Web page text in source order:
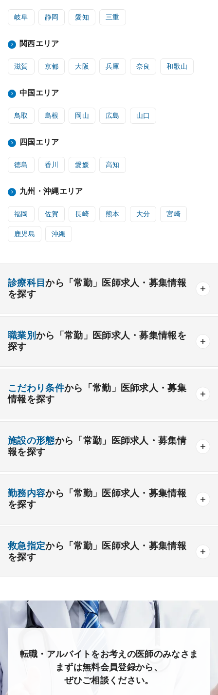
岐阜 静岡 愛知 三重
関西エリア
滋賀 京都 大阪 兵庫 奈良 和歌山
中国エリア
鳥取 島根 岡山 広島 山口
四国エリア
徳島 香川 愛媛 高知
九州・沖縄エリア
福岡 佐賀 長崎 熊本 大分 宮崎
鹿児島 沖縄
診療科目から「常勤」医師求人・募集情報
を探す
内科系
一般内科 呼吸器内科 消化器内科 循環器内科
老人内科 リウマチ内科 総合診療科
消化器外科
整形外科 形成外科 美容外科
その他
心療内科 泌尿器科 眼科 耳鼻咽喉科
皮膚科
放射線科 救命救急科 病理科 その他
職業別から「常勤」医師求人・募集情報を
探す
こだわり条件から「常勤」医師求人・募集
情報を探す
開業支援あり
外来のみの勤務可能 給与インセンティブ制度あり
夜間当直なしの勤務可
後期研修可能 週4日の勤務可能
オンコールなしの勤務可能 セカンドキャリア歓迎
施設の形態から「常勤」医師求人・募集情
報を探す
療養＋精神
勤務内容から「常勤」医師求人・募集情報
を探す
検査
救急指定から「常勤」医師求人・募集情報
を探す
転職・アルバイトをお考えの医師のみなさま
まずは無料会員登録から、
ぜひご相談ください。